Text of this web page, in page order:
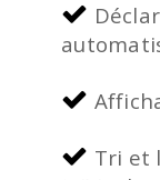
Tri et